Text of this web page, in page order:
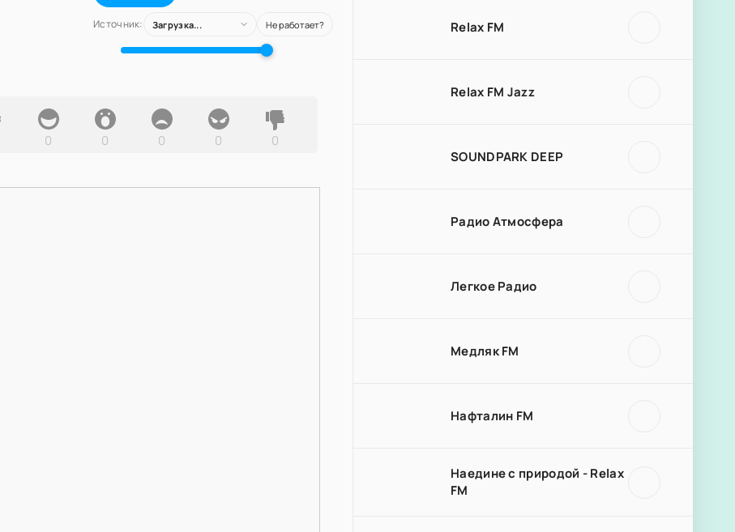
Источник: Загрузка... Не работает?
0 0 0 0 0
Relax FM
Relax FM Jazz
SOUNDPARK DEEP
Радио Атмосфера
Легкое Радио
Медляк FM
Нафталин FM
Наедине с природой - Relax
FM